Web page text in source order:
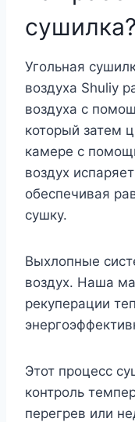
сушилка?
Угольная
воздуха Shuliy
воздуха с
который затем
камере с
воздух
обеспечивая
сушку.
Выхлопные
воздух. Наша
рекуперации
Этот процесс
контроль
перегрев или